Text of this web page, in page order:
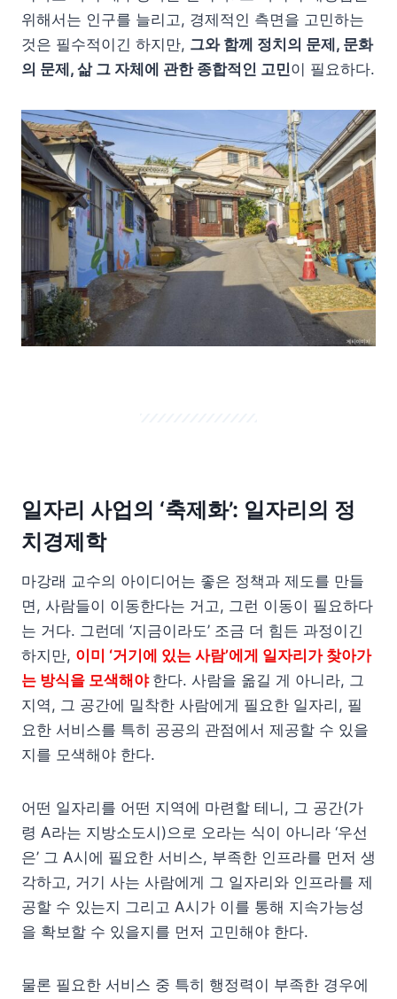
위해서는 인구를 늘리고, 경제적인 측면을 고민하는
것은 필수적이긴 하지만, 그와 함께 정치의 문제, 문화
의 문제, 삶 그 자체에 관한 종합적인 고민이 필요하다.
일자리 사업의 ‘축제화’: 일자리의 정
치경제학
마강래 교수의 아이디어는 좋은 정책과 제도를 만들
면, 사람들이 이동한다는 거고, 그런 이동이 필요하다
는 거다. 그런데 ‘지금이라도’ 조금 더 힘든 과정이긴
하지만, 이미 ‘거기에 있는 사람’에게 일자리가 찾아가
는 방식을 모색해야 한다. 사람을 옮길 게 아니라, 그
지역, 그 공간에 밀착한 사람에게 필요한 일자리, 필
요한 서비스를 특히 공공의 관점에서 제공할 수 있을
지를 모색해야 한다.
어떤 일자리를 어떤 지역에 마련할 테니, 그 공간(가
령 A라는 지방소도시)으로 오라는 식이 아니라 ‘우선
은’ 그 A시에 필요한 서비스, 부족한 인프라를 먼저 생
각하고, 거기 사는 사람에게 그 일자리와 인프라를 제
공할 수 있는지 그리고 A시가 이를 통해 지속가능성
을 확보할 수 있을지를 먼저 고민해야 한다.
물론 필요한 서비스 중 특히 행정력이 부족한 경우에